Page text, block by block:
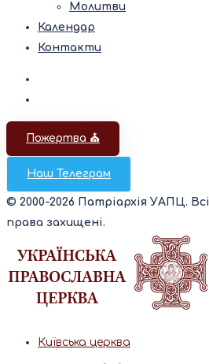
Молитви
Календар
Контакти
Пожертва ⛪️
Наш Телеграм
© 2000-2026 Патріархія УАПЦ. Всі
права захищені.
Київська церква